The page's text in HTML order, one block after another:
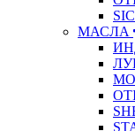
МАСЛА